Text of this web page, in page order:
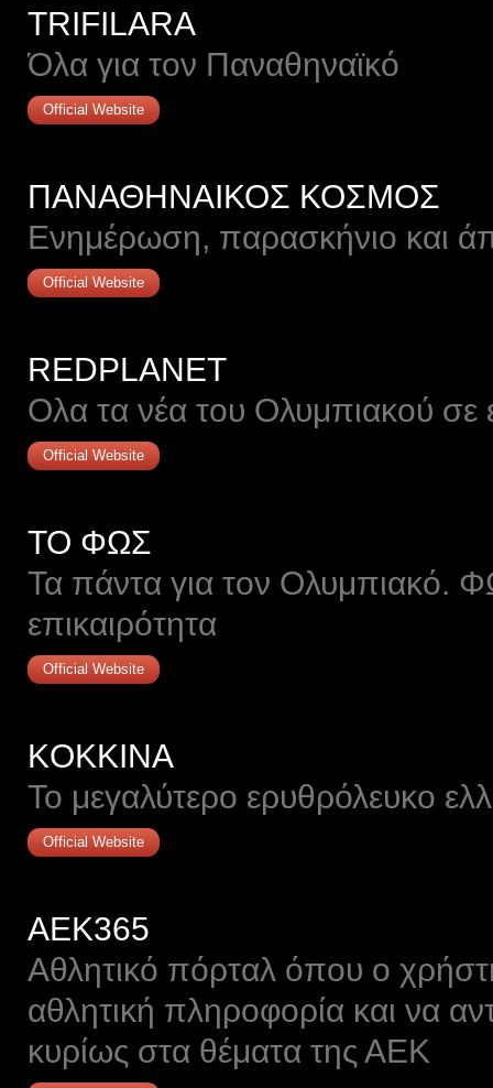
TRIFILARA
Όλα για τον Παναθηναϊκό
Official Website
ΠΑΝΑΘΗΝΑΙΚΟΣ ΚΟΣΜΟΣ
Ενημέρωση, παρασκήνιο και
Official Website
REDPLANET
Ολα τα νέα του Ολυμπιακού σε
Official Website
ΤΟ ΦΩΣ
Τα πάντα για τον Ολυμπιακό.
επικαιρότητα
Official Website
KOKKINA
To μεγαλύτερο ερυθρόλευκο
Official Website
AEK365
Αθλητικό πόρταλ όπου ο
αθλητική πληροφορία και να
κυρίως στα θέματα της ΑΕΚ